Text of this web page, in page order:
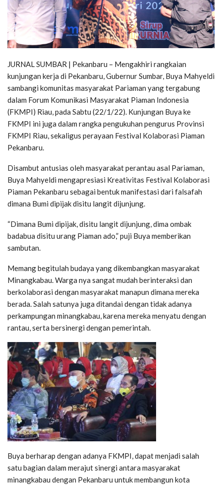
JURNAL SUMBAR | Pekanbaru – Mengakhiri rangkaian
kunjungan kerja di Pekanbaru, Gubernur Sumbar, Buya Mahyeldi
sambangi komunitas masyarakat Pariaman yang tergabung
dalam Forum Komunikasi Masyarakat Piaman Indonesia
(FKMPI) Riau, pada Sabtu (22/1/22). Kunjungan Buya ke
FKMPI ini juga dalam rangka pengukuhan pengurus Provinsi
FKMPI Riau, sekaligus perayaan Festival Kolaborasi Piaman
Pekanbaru.
Disambut antusias oleh masyarakat perantau asal Pariaman,
Buya Mahyeldi mengapresiasi Kreativitas Festival Kolaborasi
Piaman Pekanbaru sebagai bentuk manifestasi dari falsafah
dimana Bumi dipijak disitu langit dijunjung.
“Dimana Bumi dipijak, disitu langit dijunjung, dima ombak
badabua disitu urang Piaman ado,” puji Buya memberikan
sambutan.
Memang begitulah budaya yang dikembangkan masyarakat
Minangkabau. Warga nya sangat mudah berinteraksi dan
berkolaborasi dengan masyarakat manapun dimana mereka
berada. Salah satunya juga ditandai dengan tidak adanya
perkampungan minangkabau, karena mereka menyatu dengan
rantau, serta bersinergi dengan pemerintah.
Buya berharap dengan adanya FKMPI, dapat menjadi salah
satu bagian dalam merajut sinergi antara masyarakat
minangkabau dengan Pekanbaru untuk membangun kota